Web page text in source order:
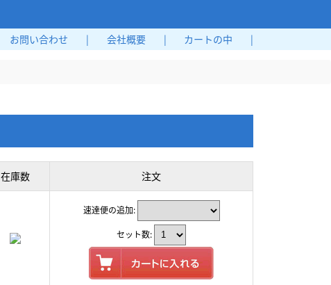
お問い合わせ | 会社概要 | カートの中 |
在庫数 注文
速達便の追加:
セット数: